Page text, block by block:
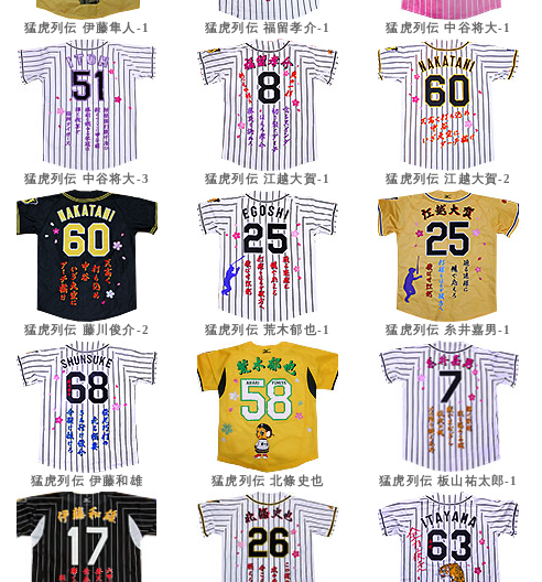
猛虎列伝 伊藤隼人-1 猛虎列伝 福留孝介-1 猛虎列伝 中谷将大-1
猛虎列伝 中谷将大-3 猛虎列伝 江越大賀-1 猛虎列伝 江越大賀-2
猛虎列伝 藤川俊介-2 猛虎列伝 荒木郁也-1 猛虎列伝 糸井嘉男-1
猛虎列伝 伊藤和雄 猛虎列伝 北條史也 猛虎列伝 板山祐太郎-1